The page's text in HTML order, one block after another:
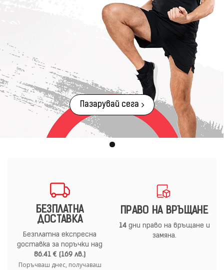
Пазарувай сега
БЕЗПЛАТНА
ДОСТАВКА
Безплатна експресна
доставка за поръчки над
86.41 € (169 лв.)
Поръчваш днес, получаваш
ПРАВО НА ВРЪЩАНЕ
14дни право на връщане и
замяна.